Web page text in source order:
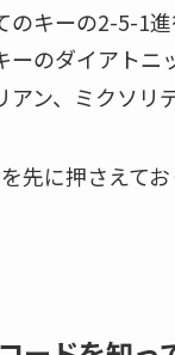
のキーの2-5-1
ーのダイアトニ
アン、ミクソリ
先に押さえて